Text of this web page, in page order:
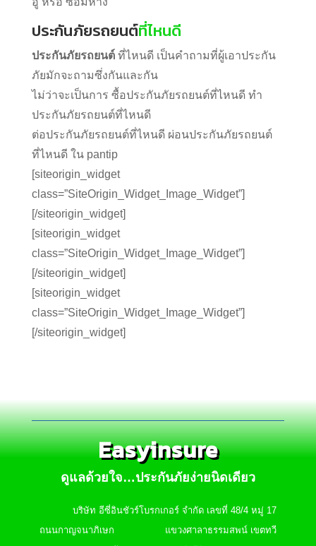
ประกันภัยรถยนต์
ประกันภัยรถยนต์ที่ไหนดี เป็นคำถามที่ผู้เอาประกัน
ภัยมักจะถามซึ่งกันและกัน
ไม่ว่าจะเป็นการ ซื้อประกันภัยรถยนต์ที่ไหนดี ทำ
ประกันภัยรถยนต์ที่ไหนดี
ต่อประกันภัยรถยนต์ที่ไหนดี ผ่อนประกันภัยรถยนต์
ที่ไหนดี ใน pantip
[siteorigin_widget
class=”SiteOrigin_Widget_Image_Widget”]
[/siteorigin_widget]
[siteorigin_widget
class=”SiteOrigin_Widget_Image_Widget”]
[/siteorigin_widget]
[siteorigin_widget
class=”SiteOrigin_Widget_Image_Widget”]
[/siteorigin_widget]
Easyinsure
ดูแลด้วยใจ…ประกันภัยง่ายนิดเดียว
ถนนกาญจนาภิเษก แขวงศาลาธรรมสพน์ เขตทวี
วัฒนา กรุงเทพฯ 10170